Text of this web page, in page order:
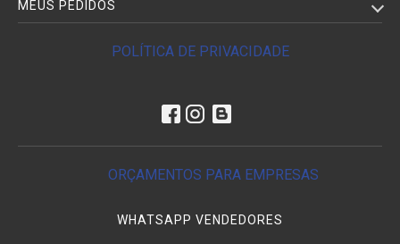
MEUS PEDIDOS
POLÍTICA DE PRIVACIDADE
ORÇAMENTOS PARA EMPRESAS
WHATSAPP VENDEDORES